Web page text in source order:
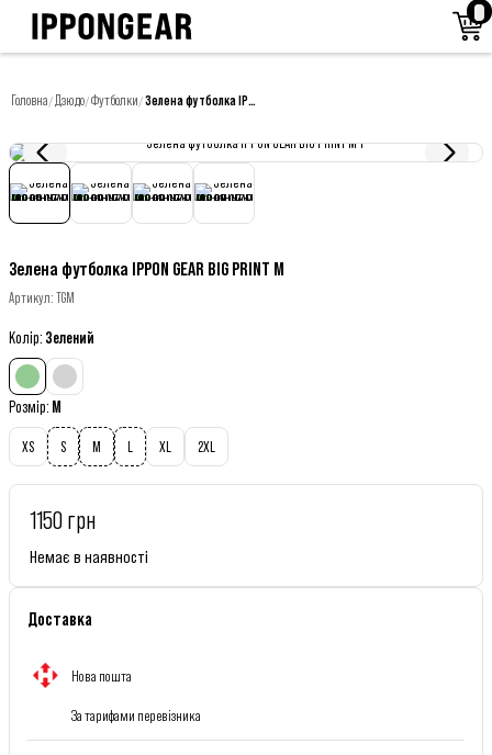
Головна/Дзюдо/Футболки/ Зелена футболка IPPON GEAR BIG PRINT M
Зелена футболка IPPON GEAR BIG PRINT M
Артикул: TGM
Колір: Зелений
Розмір: M
XS S M L XL 2XL
1150 грн
Немає в наявності
Доставка
Нова пошта
За тарифами перевізника